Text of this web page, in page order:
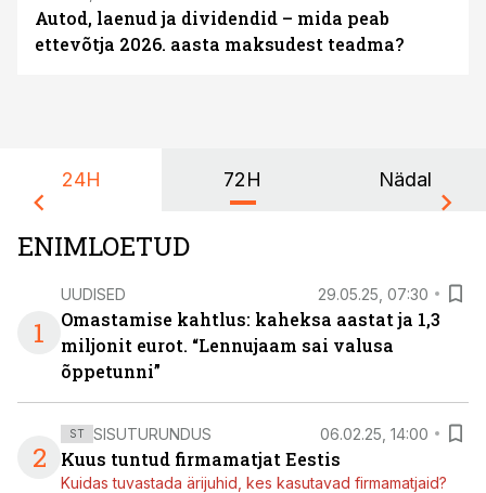
Autod, laenud ja dividendid – mida peab
ettevõtja 2026. aasta maksudest teadma?
24H 72H Nädal
ENIMLOETUD
1
UUDISED 29.05.25, 07:30
Omastamise kahtlus: kaheksa aastat ja 1,3
miljonit eurot. “Lennujaam sai valusa
õppetunni”
2
ST SISUTURUNDUS 06.02.25, 14:00
Kuus tuntud firmamatjat Eestis
Kuidas tuvastada ärijuhid, kes kasutavad firmamatjaid?